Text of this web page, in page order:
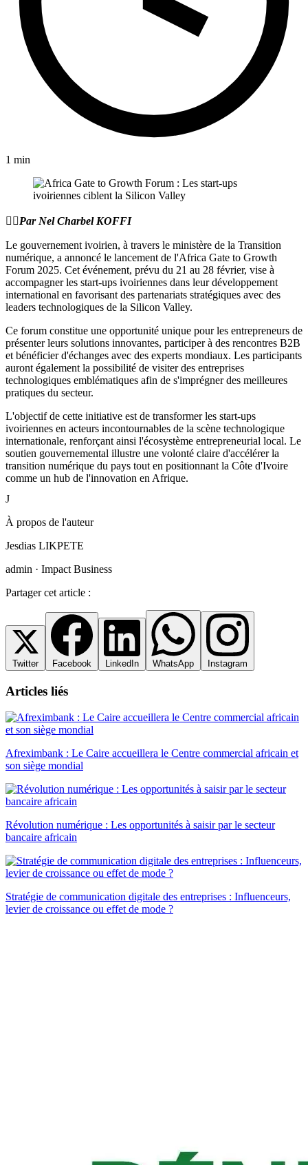
1 min
✍🏻️Par Nel Charbel KOFFI
Le gouvernement ivoirien, à travers le ministère de la Transition
numérique, a annoncé le lancement de l'Africa Gate to Growth
Forum 2025. Cet événement, prévu du 21 au 28 février, vise à
accompagner les start-ups ivoiriennes dans leur développement
international en favorisant des partenariats stratégiques avec des
leaders technologiques de la Silicon Valley.
Ce forum constitue une opportunité unique pour les entrepreneurs de
présenter leurs solutions innovantes, participer à des rencontres B2B
et bénéficier d'échanges avec des experts mondiaux. Les participants
auront également la possibilité de visiter des entreprises
technologiques emblématiques afin de s'imprégner des meilleures
pratiques du secteur.
L'objectif de cette initiative est de transformer les start-ups
ivoiriennes en acteurs incontournables de la scène technologique
internationale, renforçant ainsi l'écosystème entrepreneurial local. Le
soutien gouvernemental illustre une volonté claire d'accélérer la
transition numérique du pays tout en positionnant la Côte d'Ivoire
comme un hub de l'innovation en Afrique.
J
À propos de l'auteur
Jesdias LIKPETE
admin · Impact Business
Partager cet article :
Twitter Facebook LinkedIn WhatsApp Instagram
Articles liés
Afreximbank : Le Caire accueillera le Centre commercial africain et
son siège mondial
Révolution numérique : Les opportunités à saisir par le secteur
bancaire africain
Stratégie de communication digitale des entreprises : Influenceurs,
levier de croissance ou effet de mode ?